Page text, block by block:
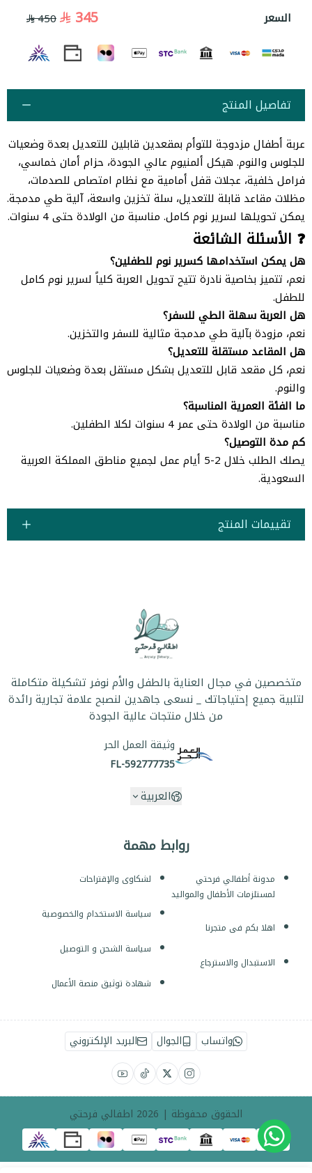
السعر 345
450
تفاصيل المنتج
عربة أطفال مزدوجة للتوأم بمقعدين قابلين للتعديل بعدة وضعيات
للجلوس والنوم. هيكل ألمنيوم عالي الجودة، حزام أمان خماسي،
فرامل خلفية، عجلات قفل أمامية مع نظام امتصاص للصدمات،
مظلات مقاعد قابلة للتعديل، سلة تخزين واسعة، آلية طي مدمجة.
يمكن تحويلها لسرير نوم كامل. مناسبة من الولادة حتى 4 سنوات.
❓ الأسئلة الشائعة
هل يمكن استخدامها كسرير نوم للطفلين؟
نعم، تتميز بخاصية نادرة تتيح تحويل العربة كلياً لسرير نوم كامل
للطفل.
هل العربة سهلة الطي للسفر؟
نعم، مزودة بآلية طي مدمجة مثالية للسفر والتخزين.
هل المقاعد مستقلة للتعديل؟
نعم، كل مقعد قابل للتعديل بشكل مستقل بعدة وضعيات للجلوس
والنوم.
ما الفئة العمرية المناسبة؟
مناسبة من الولادة حتى عمر 4 سنوات لكلا الطفلين.
كم مدة التوصيل؟
يصلك الطلب خلال 2-5 أيام عمل لجميع مناطق المملكة العربية
السعودية.
تقييمات المنتج
روابط مهمة
مدونة أطفالي فرحتي
لمستلزمات الأطفال والمواليد
اهلا بكم فى متجرنا
الاستبدال والاسترجاع
لشكاوى والإقتراحات
سياسة الاستخدام والخصوصية
سياسة الشحن و التوصيل
شهادة توثيق منصة الأعمال
متخصصين في مجال العناية بالطفل والأم نوفر تشكيلة متكاملة
لتلبية جميع إحتياجاتك _ نسعى جاهدين لنصبح علامة تجارية رائدة
من خلال منتجات عالية الجودة
وثيقة العمل الحر
FL-592777735
العربية
واتساب الجوال البريد الإلكتروني
الحقوق محفوظة | 2026 اطفالي فرحتي